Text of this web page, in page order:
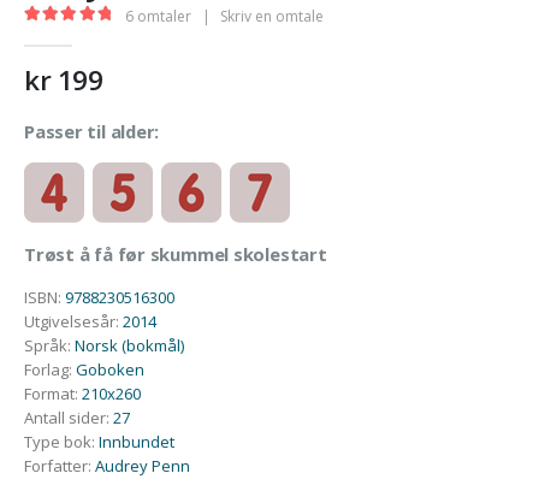
6 omtaler | Skriv en omtale
kr199
Passer til alder:
Trøst å få før skummel skolestart
ISBN: 9788230516300
Utgivelsesår: 2014
Språk: Norsk (bokmål)
Forlag: Goboken
Format: 210x260
Antall sider: 27
Type bok: Innbundet
Forfatter: Audrey Penn